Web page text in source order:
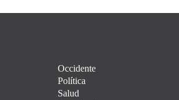
Occidente
Política
Salud